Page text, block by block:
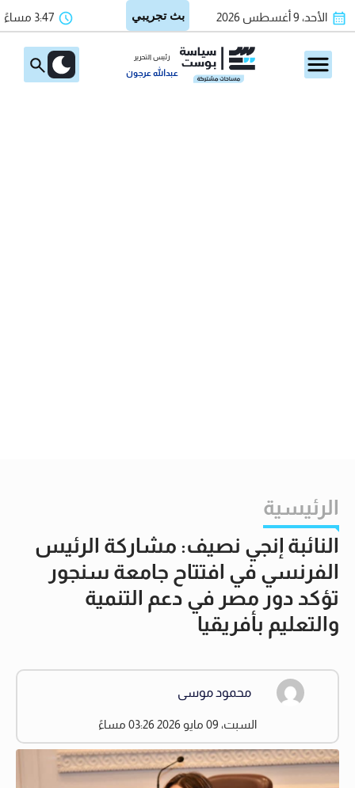
الأحد، 9 أغسطس 2026 3:47 مساءً
رئيس التحرير
عبدالله عرجون
الرئيسية
النائبة إنجي نصيف: مشاركة الرئيس
الفرنسي في افتتاح جامعة سنجور
تؤكد دور مصر في دعم التنمية
والتعليم بأفريقيا
محمود موسى
السبت، 09 مايو 2026 03:26 مساءً